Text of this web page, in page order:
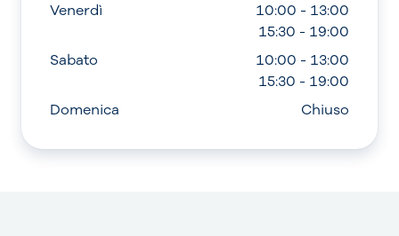
Venerdì
10:00 - 13:00
15:30 - 19:00
Sabato
10:00 - 13:00
15:30 - 19:00
Domenica
Chiuso